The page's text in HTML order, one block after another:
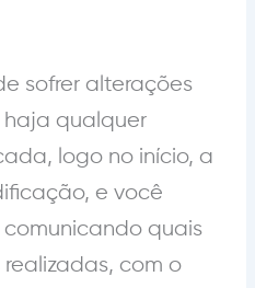
sofrer alterações
haja qualquer
logo no início, a
e você
quais
com o